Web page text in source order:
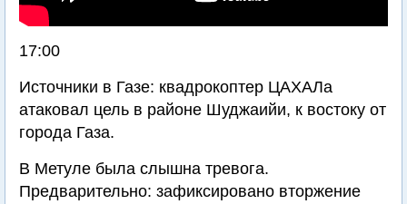
17:00
Источники в Газе: квадрокоптер ЦАХАЛа
атаковал цель в районе Шуджаийи, к востоку от
города Газа.
В Метуле была слышна тревога.
Предварительно: зафиксировано вторжение